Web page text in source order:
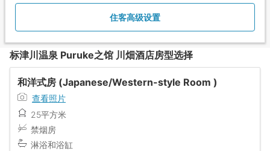
住客高级设置
标津川温泉 Puruke之馆 川畑酒店房型选择
和洋式房 (Japanese/Western-style Room )
查看照片
25平方米
禁烟房
淋浴和浴缸